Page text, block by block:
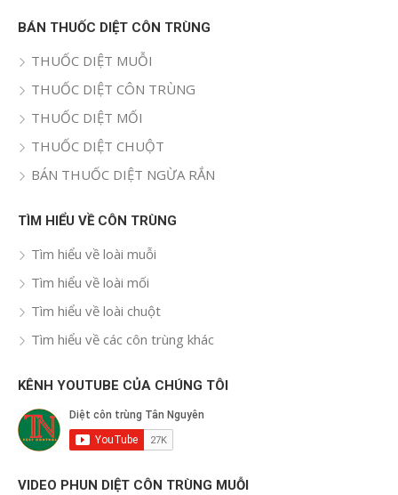
BÁN THUỐC DIỆT CÔN TRÙNG
THUỐC DIỆT MUỖI
THUỐC DIỆT CÔN TRÙNG
THUỐC DIỆT MỐI
THUỐC DIỆT CHUỘT
BÁN THUỐC DIỆT NGỪA RẮN
TÌM HIỂU VỀ CÔN TRÙNG
Tìm hiểu về loài muỗi
Tìm hiểu về loài mối
Tìm hiểu về loài chuột
Tìm hiểu về các côn trùng khác
KÊNH YOUTUBE CỦA CHÚNG TÔI
VIDEO PHUN DIỆT CÔN TRÙNG MUỖI